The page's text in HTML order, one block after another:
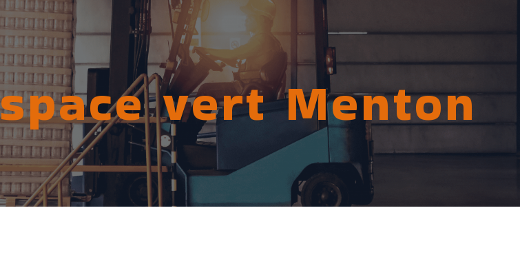
vert Menton